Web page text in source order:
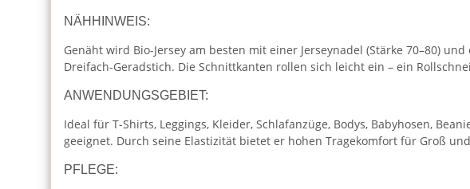
NÄHHINWEIS:
Genäht wird Bio-Jersey am besten mit einer Jerseynadel (Stärke 70–80)
Dreifach-Geradstich. Die Schnittkanten rollen sich leicht ein – ein
ANWENDUNGSGEBIET:
Ideal für T-Shirts, Leggings, Kleider, Schlafanzüge, Bodys, Babyhosen,
geeignet. Durch seine Elastizität bietet er hohen Tragekomfort für Groß
PFLEGE: